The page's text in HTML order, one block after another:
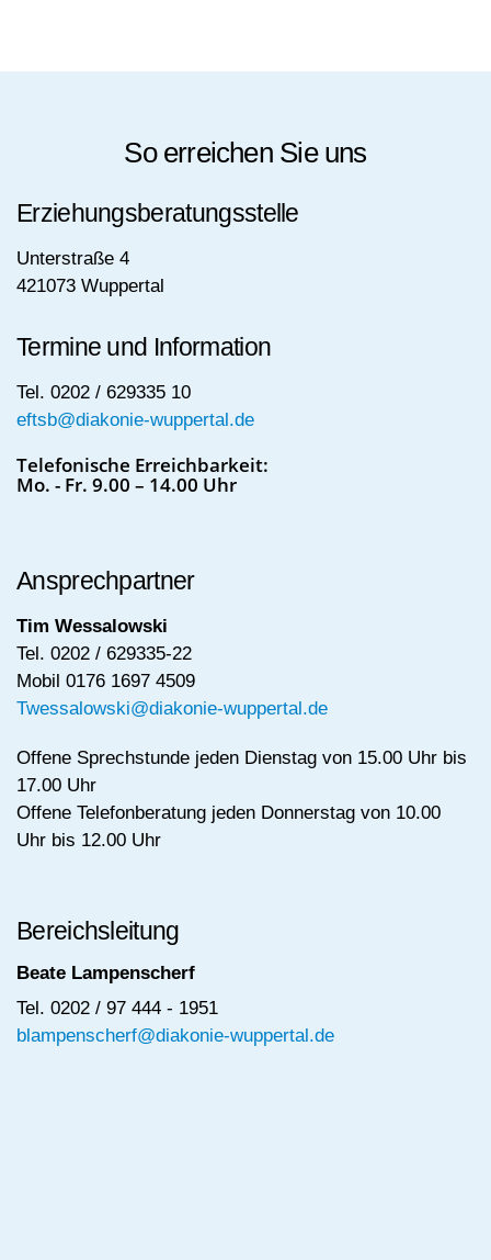
So erreichen Sie uns
Erziehungsberatungsstelle
Unterstraße 4
421073 Wuppertal
Termine und Information
Tel. 0202 / 629335 10
eftsb@diakonie-wuppertal.de
Telefonische Erreichbarkeit:
Mo. - Fr. 9.00 – 14.00 Uhr
Ansprechpartner
Tim Wessalowski
Tel. 0202 / 629335-22
Mobil 0176 1697 4509
Twessalowski@diakonie-wuppertal.de
Offene Sprechstunde jeden Dienstag von 15.00 Uhr bis
17.00 Uhr
Offene Telefonberatung jeden Donnerstag von 10.00
Uhr bis 12.00 Uhr
Bereichsleitung
Beate Lampenscherf
Tel. 0202 / 97 444 - 1951
blampenscherf@diakonie-wuppertal.de